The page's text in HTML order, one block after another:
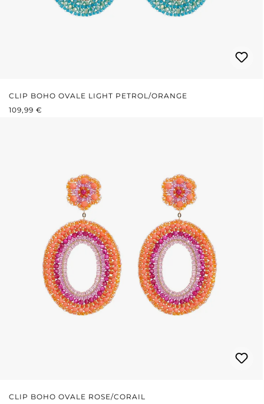
CLIP BOHO OVALE LIGHT PETROL/ORANGE
PRIX RÉGULIER :
109,99 €
CLIP BOHO OVALE ROSE/CORAIL